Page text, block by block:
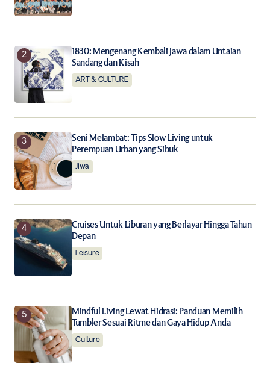
the next time I comment.
Notify me of new posts by email.
Submit Comment
1830: Mengenang Kembali Jawa dalam Untaian
Sandang dan Kisah
ART & CULTURE
Seni Melambat: Tips Slow Living untuk
Perempuan Urban yang Sibuk
Jiwa
Cruises Untuk Liburan yang Berlayar Hingga Tahun
Depan
Leisure
Mindful Living Lewat Hidrasi: Panduan Memilih
Tumbler Sesuai Ritme dan Gaya Hidup Anda
Culture